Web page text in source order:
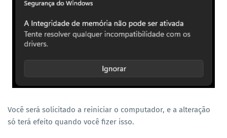
Você será solicitado a reiniciar o computador, e a alteração
só terá efeito quando você fizer isso.